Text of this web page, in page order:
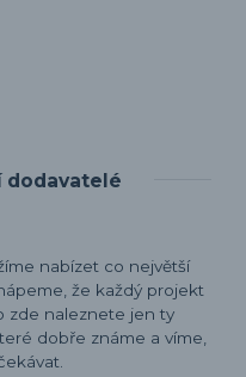
dodavatelé
nabízet co největší
že každý projekt
zde naleznete jen ty
dobře známe a víme,